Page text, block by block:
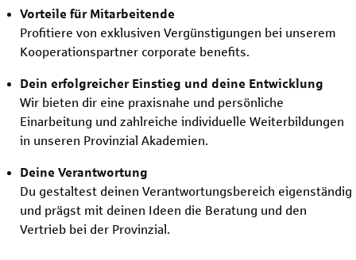
Vorteile für Mitarbeitende
Profitiere von exklusiven Vergünstigungen bei unserem
Kooperationspartner corporate benefits.
Dein erfolgreicher Einstieg und deine Entwicklung
Wir bieten dir eine praxisnahe und persönliche
Einarbeitung und zahlreiche individuelle Weiterbildungen
in unseren Provinzial Akademien.
Deine Verantwortung
Du gestaltest deinen Verantwortungsbereich eigenständig
und prägst mit deinen Ideen die Beratung und den
Vertrieb bei der Provinzial.